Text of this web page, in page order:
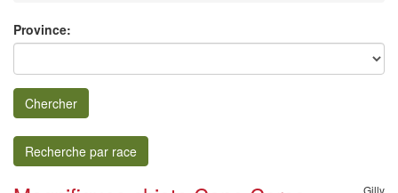
Province:
Chercher
Recherche par race
Gilly